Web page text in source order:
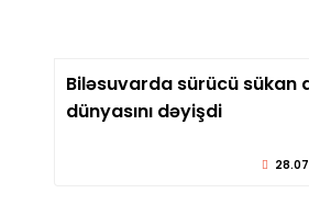
Biləsuvarda sürücü sükan
dünyasını dəyişdi